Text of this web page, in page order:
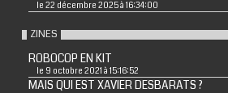
le 22 décembre 2025 à 16:34:00
ZINES
ROBOCOP EN KIT
le 9 octobre 2021 à 15:16:52
MAIS QUI EST XAVIER DESBARATS ?